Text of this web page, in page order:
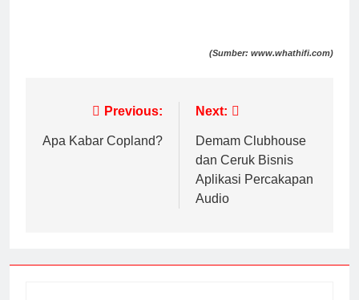
(Sumber: www.whathifi.com)
Previous:
Apa Kabar Copland?
Next:
Demam Clubhouse
dan Ceruk Bisnis
Aplikasi Percakapan
Audio